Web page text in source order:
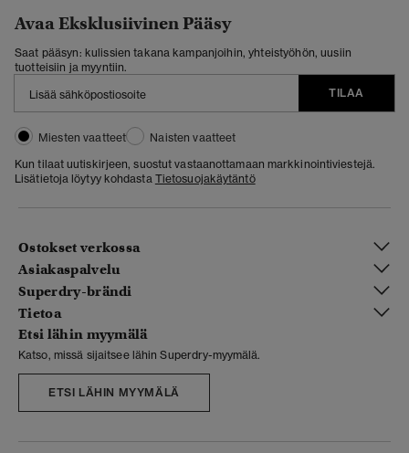
Avaa Eksklusiivinen Pääsy
Saat pääsyn: kulissien takana kampanjoihin, yhteistyöhön, uusiin
tuotteisiin ja myyntiin.
TILAA
Miesten vaatteet
Naisten vaatteet
Kun tilaat uutiskirjeen, suostut vastaanottamaan markkinointiviestejä.
Lisätietoja löytyy kohdasta Tietosuojakäytäntö
Ostokset verkossa
Asiakaspalvelu
Superdry-brändi
Tietoa
Etsi lähin myymälä
Katso, missä sijaitsee lähin Superdry-myymälä.
ETSI LÄHIN MYYMÄLÄ